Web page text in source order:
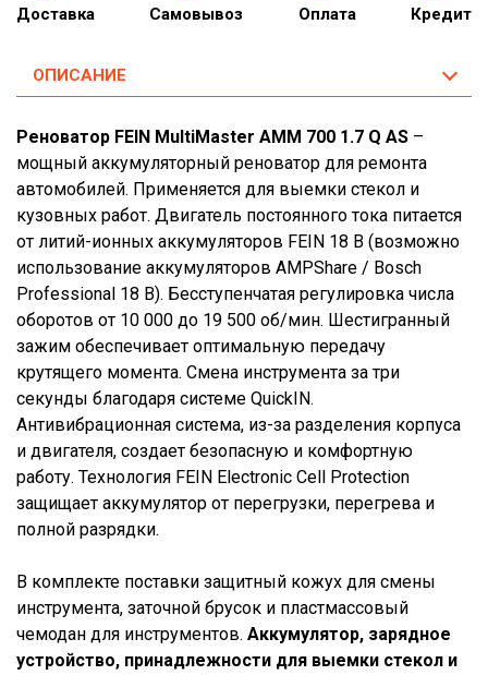
Доставка Самовывоз Оплата Кредит
ОПИСАНИЕ
Реноватор FEIN MultiMaster AMM 700 1.7 Q AS –
мощный аккумуляторный реноватор для ремонта
автомобилей. Применяется для выемки стекол и
кузовных работ. Двигатель постоянного тока питается
от литий-ионных аккумуляторов FEIN 18 В (возможно
использование аккумуляторов AMPShare / Bosch
Professional 18 В). Бесступенчатая регулировка числа
оборотов от 10 000 до 19 500 об/мин. Шестигранный
зажим обеспечивает оптимальную передачу
крутящего момента. Смена инструмента за три
секунды благодаря системе QuickIN.
Антивибрационная система, из-за разделения корпуса
и двигателя, создает безопасную и комфортную
работу. Технология FEIN Electronic Cell Protection
защищает аккумулятор от перегрузки, перегрева и
полной разрядки.
В комплекте поставки защитный кожух для смены
инструмента, заточной брусок и пластмассовый
чемодан для инструментов. Аккумулятор, зарядное
устройство, принадлежности для выемки стекол и